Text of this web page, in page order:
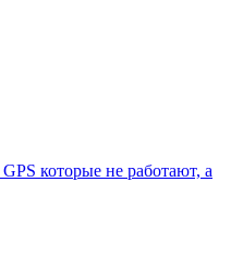
которые не работают, а